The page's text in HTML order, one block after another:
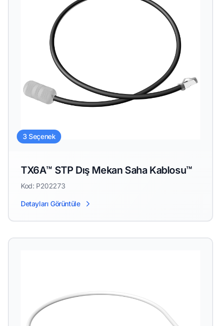
3 Seçenek
TX6A™ STP Dış Mekan Saha Kablosu™
Kod: P202273
Detayları Görüntüle